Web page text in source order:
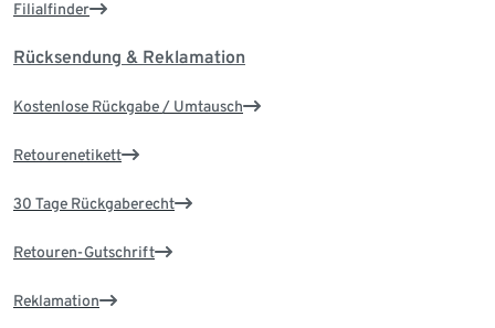
Filialfinder
Rücksendung & Reklamation
Kostenlose Rückgabe / Umtausch
Retourenetikett
30 Tage Rückgaberecht
Retouren-Gutschrift
Reklamation